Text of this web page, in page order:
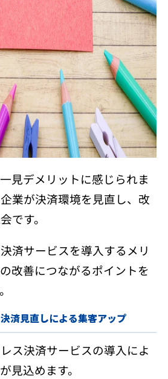
見デメリットに感じられま
業が決済環境を見直し、改
です。
済サービスを導入するメリ
改善につながるポイントを
済見直しによる集客アップ
ス決済サービスの導入によ
見込めます。